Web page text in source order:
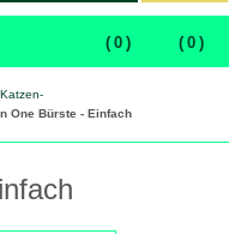
( 0 )
( 0 )
One Bürste - Einfach